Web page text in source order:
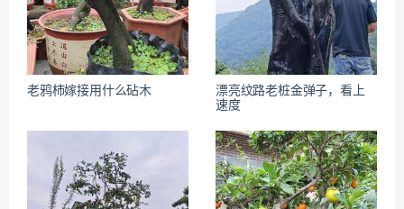
老鸦柿嫁接用什么砧木
漂亮纹路老桩金弹子，看上
速度